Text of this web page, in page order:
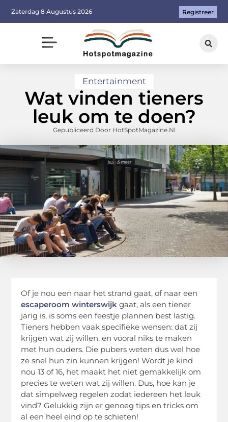
Zaterdag 8 Augustus 2026 Registreer
Entertainment
Wat vinden tieners
leuk om te doen?
Gepubliceerd Door HotSpotMagazine.nl
Of je nou een naar het strand gaat, of naar een
escaperoom winterswijk gaat, als een tiener
jarig is, is soms een feestje plannen best lastig.
Tieners hebben vaak specifieke wensen: dat zij
krijgen wat zij willen, en vooral niks te maken
met hun ouders. Die pubers weten dus wel hoe
ze snel hun zin kunnen krijgen! Wordt je kind
nou 13 of 16, het maakt het niet gemakkelijk om
precies te weten wat zij willen. Dus, hoe kan je
dat simpelweg regelen zodat iedereen het leuk
vind? Gelukkig zijn er genoeg tips en tricks om
al een heel eind op te schieten!